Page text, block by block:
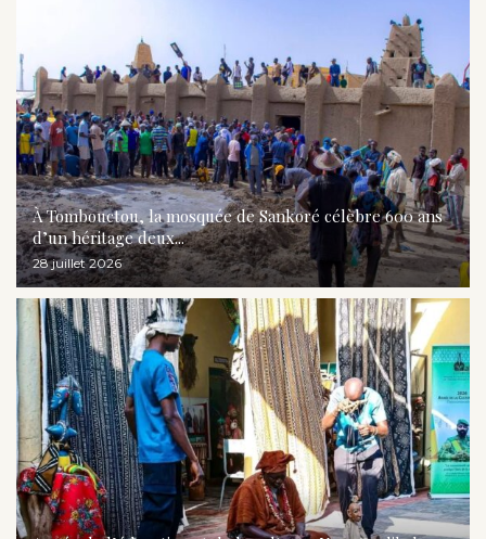
À Tombouctou, la mosquée de Sankoré célèbre 600 ans
d’un héritage deux...
28 juillet 2026